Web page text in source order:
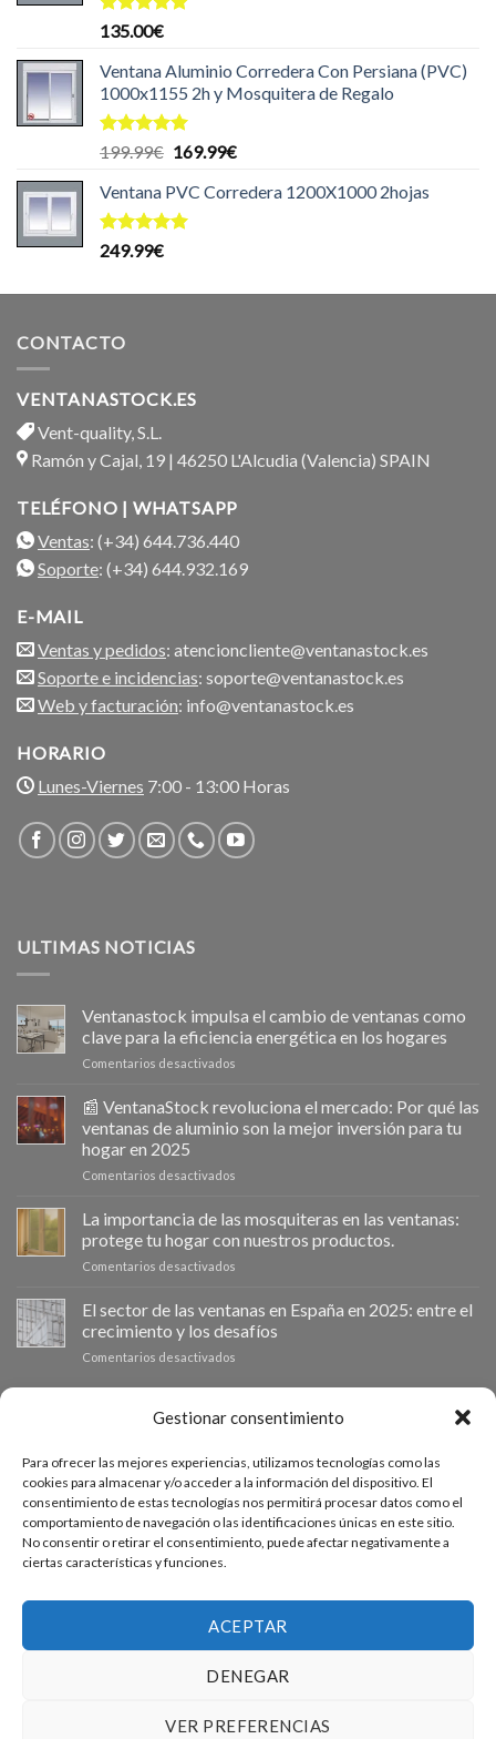
Gestionar consentimiento
Para ofrecer las mejores experiencias, utilizamos tecnologías como las
cookies para almacenar y/o acceder a la información del dispositivo. El
consentimiento de estas tecnologías nos permitirá procesar datos como el
comportamiento de navegación o las identificaciones únicas en este sitio.
No consentir o retirar el consentimiento, puede afectar negativamente a
ciertas características y funciones.
ACEPTAR
DENEGAR
VER PREFERENCIAS
Valorado
de 5
135.00€
Ventana Aluminio Corredera Con Persiana (PVC)
1000x1155 2h y Mosquitera de Regalo
Valorado
de 5
199.99€ El
original
era:
169.99€El
actual
Ventana PVC Corredera 1200X1000 2hojas
Valorado
249.99€
CONTACTO
VENTANASTOCK.ES
Vent-quality, S.L.
Ramón y Cajal, 19 | 46250 L'Alcudia (Valencia) SPAIN
TELÉFONO | WHATSAPP
Ventas: (+34) 644.736.440
Soporte: (+34) 644.932.169
E-MAIL
Ventas y pedidos: atencioncliente@ventanastock.es
Soporte e incidencias: soporte@ventanastock.es
Web y facturación: info@ventanastock.es
HORARIO
Lunes-Viernes 7:00 - 13:00 Horas
ULTIMAS NOTICIAS
Ventanastock impulsa el cambio de ventanas como
clave para la eficiencia energética en los hogares
Comentarios desactivados
impulsa
el
cambio
la
en
los
📰 VentanaStock revoluciona el mercado: Por qué las
ventanas de aluminio son la mejor inversión para tu
hogar en 2025
Comentarios desactivados
VentanaStock
revoluciona
el
qué
las
la
inversión
para
hogar
en
2025
La importancia de las mosquiteras en las ventanas:
protege tu hogar con nuestros productos.
Comentarios desactivados
importancia
de
las
ventanas:
hogar
con
nuestros
productos.
El sector de las ventanas en España en 2025: entre el
crecimiento y los desafíos
Comentarios desactivados
de
en
España
en
2025:
entre
y
los
PRESUPUESTO A MEDIDA
Si necesitas ventanas de otras medidas puedes solicitar un
presupuesto a medida desde nuestro formulario de solicitud
de presupuesto.
PREGUNTAS FRECUENTES
CONDICIONES DE USO WEB